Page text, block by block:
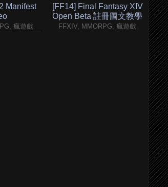
Manifest
瘋遊戲
[FF14] Final Fantasy XIV
Open Beta 註冊圖文教學
FFXIV, MMORPG, 瘋遊戲